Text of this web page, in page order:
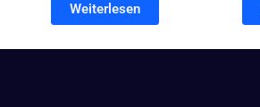
Weiterlesen